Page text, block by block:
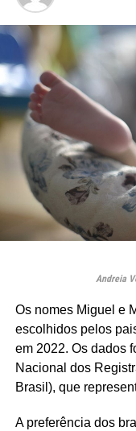
Andreia
Os nomes Miguel e
escolhidos pelos
em 2022. Os dados
Nacional dos
Brasil), que
A preferência dos